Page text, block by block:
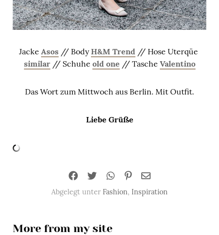
Jacke Asos // BodyH&M Trend // Hose Uterqüe
similar// Schuhe old one // Tasche Valentino
Das Wort zum Mittwoch aus Berlin. Mit Outfit.
Liebe Grüße
Abgelegt unter Fashion, Inspiration
More from my site